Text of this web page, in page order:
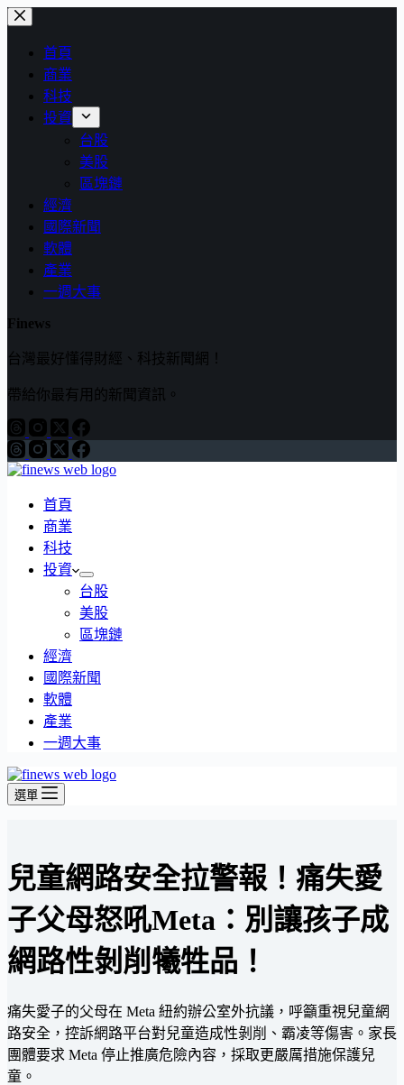
跳
首頁
商業
科技
投資
台股
美股
區塊鏈
經濟
國際新聞
軟體
產業
一週大事
Finews
台灣最好懂得財經、科技新聞網！
帶給你最有用的新聞資訊。
首頁
商業
科技
投資
台股
美股
區塊鏈
經濟
國際新聞
軟體
產業
一週大事
選單
兒童網路安全拉警報！痛失愛
子父母怒吼Meta：別讓孩子成
網路性剝削犧牲品！
痛失愛子的父母在 Meta 紐約辦公室外抗議，呼籲重視兒童網
路安全，控訴網路平台對兒童造成性剝削、霸凌等傷害。家長
團體要求 Meta 停止推廣危險內容，採取更嚴厲措施保護兒
童。